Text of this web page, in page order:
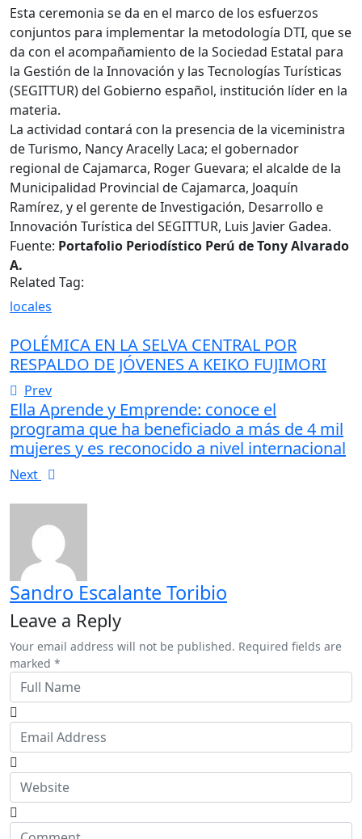
Esta ceremonia se da en el marco de los esfuerzos
conjuntos para implementar la metodología DTI, que se
da con el acompañamiento de la Sociedad Estatal para
la Gestión de la Innovación y las Tecnologías Turísticas
(SEGITTUR) del Gobierno español, institución líder en la
materia.
La actividad contará con la presencia de la viceministra
de Turismo, Nancy Aracelly Laca; el gobernador
regional de Cajamarca, Roger Guevara; el alcalde de la
Municipalidad Provincial de Cajamarca, Joaquín
Ramírez, y el gerente de Investigación, Desarrollo e
Innovación Turística del SEGITTUR, Luis Javier Gadea.
Fuente: Portafolio Periodístico Perú de Tony Alvarado
A.
Related Tag:
locales
POLÉMICA EN LA SELVA CENTRAL POR
RESPALDO DE JÓVENES A KEIKO FUJIMORI
Prev
Ella Aprende y Emprende: conoce el
programa que ha beneficiado a más de 4 mil
mujeres y es reconocido a nivel internacional
Next
Sandro Escalante Toribio
Leave a Reply
Your email address will not be published. Required fields are
marked *